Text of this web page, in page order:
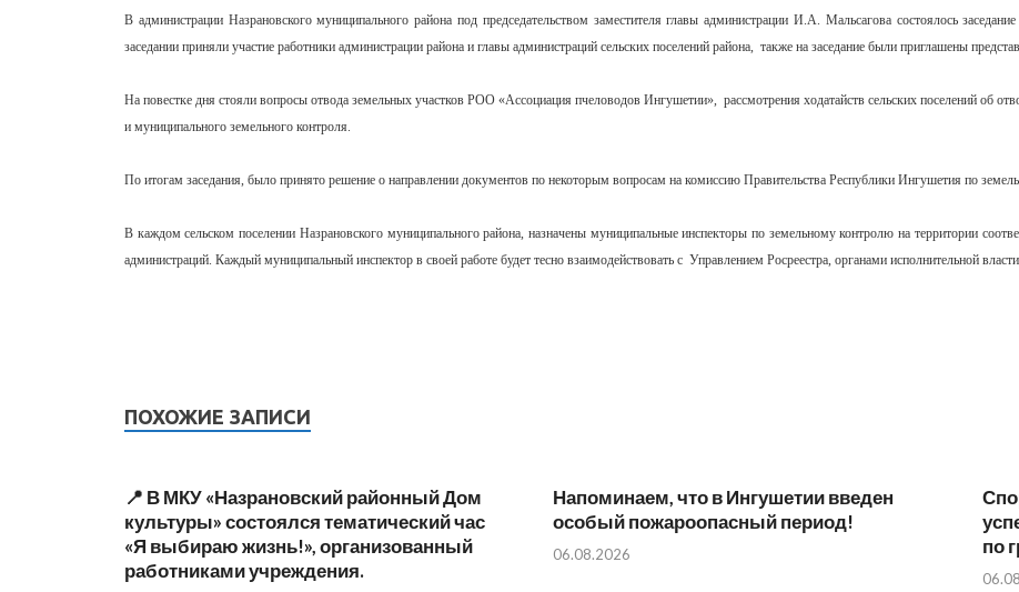
В администрации Назрановского муниципального района под председательством заместителя главы администрации И.А. Мальсагова состоялось
заседании приняли участие работники администрации района и главы администраций сельских поселений района, также на заседание были приглашены
На повестке дня стояли вопросы отвода земельных участков РОО «Ассоциация пчеловодов Ингушетии», рассмотрения ходатайств сельских поселений об
и муниципального земельного контроля.
По итогам заседания, было принято решение о направлении документов по некоторым вопросам на комиссию Правительства Республики Ингушетия по
В каждом сельском поселении Назрановского муниципального района, назначены муниципальные инспекторы по земельному контролю на территории
администраций. Каждый муниципальный инспектор в своей работе будет тесно взаимодействовать с Управлением Росреестра, органами исполнительной
ПОХОЖИЕ ЗАПИСИ
📍 В МКУ «Назрановский районный Дом
культуры» состоялся тематический час
«Я выбираю жизнь!», организованный
работниками учреждения.
Напоминаем, что в Ингушетии введен
особый пожароопасный период!⁣⁣⠀
06.08.2026
по